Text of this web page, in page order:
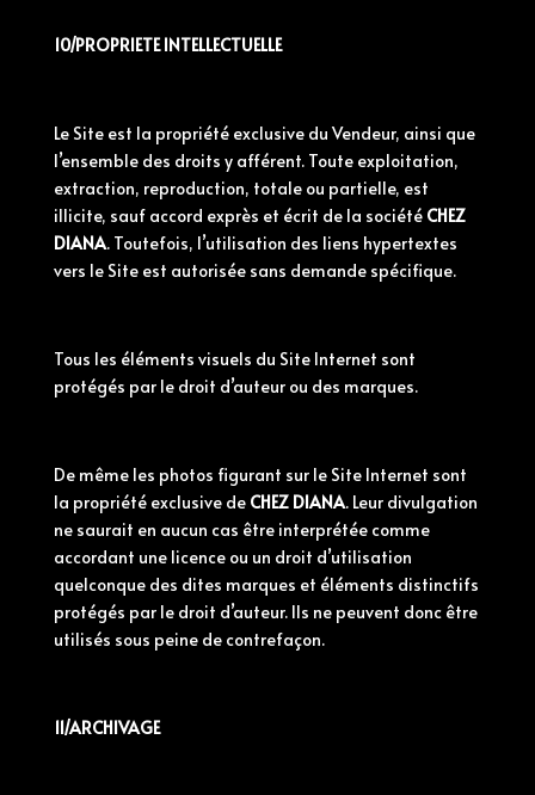
10/PROPRIETE INTELLECTUELLE
Le Site est la propriété exclusive du Vendeur, ainsi que
l’ensemble des droits y afférent. Toute exploitation,
extraction, reproduction, totale ou partielle, est
illicite, sauf accord exprès et écrit de la société CHEZ
DIANA. Toutefois, l’utilisation des liens hypertextes
vers le Site est autorisée sans demande spécifique.
Tous les éléments visuels du Site Internet sont
protégés par le droit d’auteur ou des marques.
De même les photos figurant sur le Site Internet sont
la propriété exclusive de CHEZ DIANA. Leur divulgation
ne saurait en aucun cas être interprétée comme
accordant une licence ou un droit d’utilisation
quelconque des dites marques et éléments distinctifs
protégés par le droit d’auteur. Ils ne peuvent donc être
utilisés sous peine de contrefaçon.
11/ARCHIVAGE